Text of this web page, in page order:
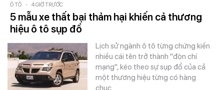
Ô TÔ - 4 GIỜ TRƯỚC
5 mẫu xe thất bại thảm hại khiến cả thương
hiệu ô tô sụp đổ
Lịch sử ngành ô tô từng chứng kiến
nhiều cái tên trở thành "đòn chí
mạng", kéo theo sự sụp đổ của cả
một thương hiệu từng có hàng
chục…